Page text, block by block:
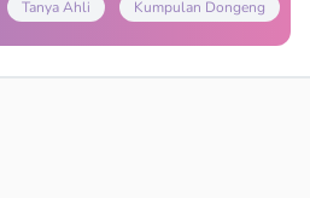
Tanya Ahli Kumpulan Dongeng